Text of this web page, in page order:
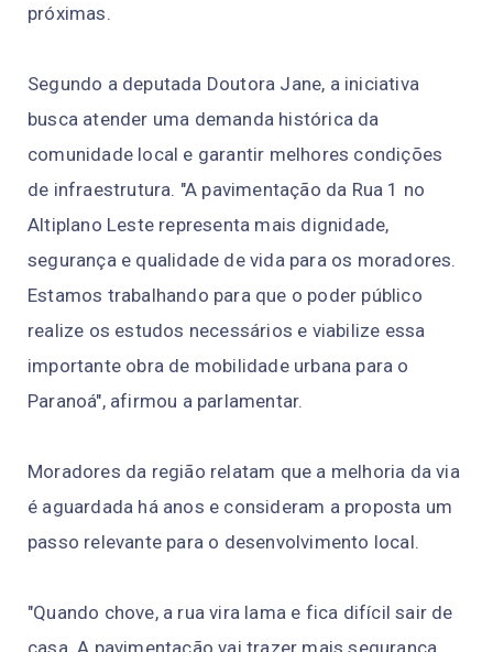
próximas.
Segundo a deputada Doutora Jane, a iniciativa
busca atender uma demanda histórica da
comunidade local e garantir melhores condições
de infraestrutura. "A pavimentação da Rua 1 no
Altiplano Leste representa mais dignidade,
segurança e qualidade de vida para os moradores.
Estamos trabalhando para que o poder público
realize os estudos necessários e viabilize essa
importante obra de mobilidade urbana para o
Paranoá", afirmou a parlamentar.
Moradores da região relatam que a melhoria da via
é aguardada há anos e consideram a proposta um
passo relevante para o desenvolvimento local.
"Quando chove, a rua vira lama e fica difícil sair de
casa. A pavimentação vai trazer mais segurança